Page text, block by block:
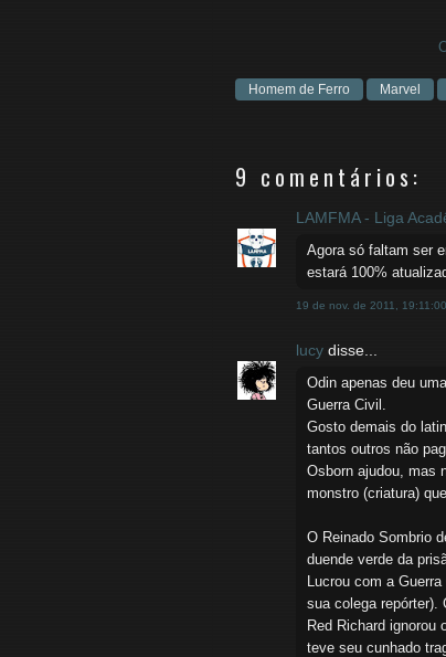
Homem de Ferro Marvel
9 comentários:
LAMFMA - Liga
Agora só faltam ser
estará 100%
19 de nov. de 2011, 19:11:00
lucy disse...
Odin apenas deu
Guerra Civil.
Gosto demais do
tantos outros não
Osborn ajudou, mas
monstro (criatura)
O Reinado Sombrio
duende verde da
Lucrou com a
sua colega repórter).
Red Richard ignorou
teve seu cunhado